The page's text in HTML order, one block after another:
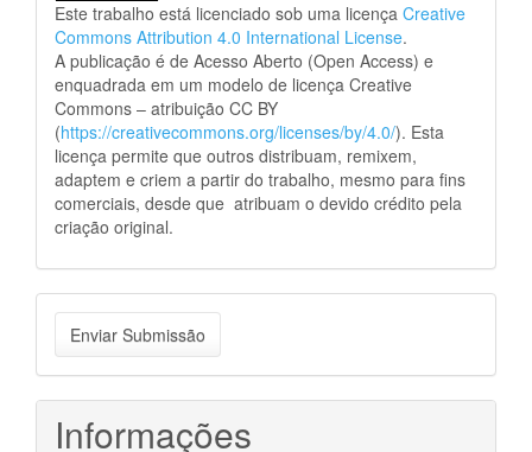
Este trabalho está licenciado sob uma licença Creative
Commons Attribution 4.0 International License.
A publicação é de Acesso Aberto (Open Access) e
enquadrada em um modelo de licença Creative
Commons – atribuição CC BY
(https://creativecommons.org/licenses/by/4.0/). Esta
licença permite que outros distribuam, remixem,
adaptem e criem a partir do trabalho, mesmo para fins
comerciais, desde que atribuam o devido crédito pela
criação original.
Enviar
Submissão
Enviar Submissão
Informações